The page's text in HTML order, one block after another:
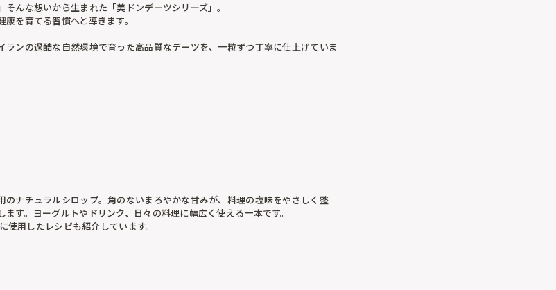
そんな想いから生まれた「美ドンデーツシリーズ」。
を育てる習慣へと導きます。
ランの過酷な自然環境で育った高品質なデーツを、一粒ずつ丁寧に仕上げていま
のナチュラルシロップ。角のないまろやかな甘みが、料理の塩味をやさしく整
す。ヨーグルトやドリンク、日々の料理に幅広く使える一本です。
用したレシピも紹介しています。